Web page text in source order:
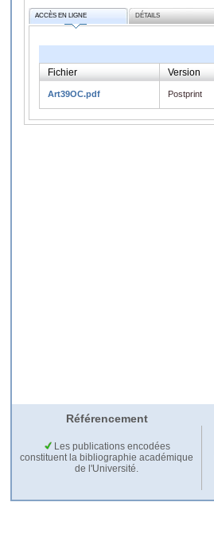
ACCÈS EN LIGNE DÉTAILS
Fichier Version
Art39OC.pdf Postprint
Référencement
Les publications encodées
constituent la bibliographie académique
de l'Université.